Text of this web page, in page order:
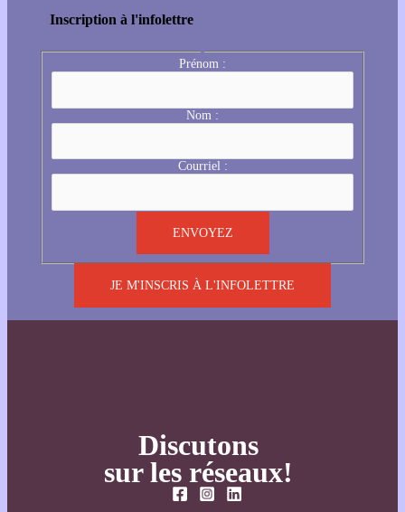
Inscription à l'infolettre
Prénom :
Nom :
Courriel :
JE M'INSCRIS À L'INFOLETTRE
Discutons
sur les réseaux!